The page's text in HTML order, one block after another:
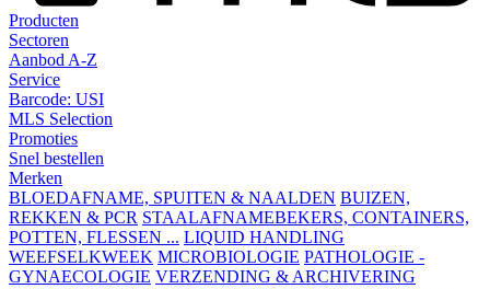
Producten
Sectoren
Aanbod A-Z
Service
Barcode: USI
MLS Selection
Promoties
Snel bestellen
Merken
BLOEDAFNAME, SPUITEN & NAALDEN BUIZEN,
REKKEN & PCR STAALAFNAMEBEKERS, CONTAINERS,
POTTEN, FLESSEN ... LIQUID HANDLING
WEEFSELKWEEK MICROBIOLOGIE PATHOLOGIE -
GYNAECOLOGIE VERZENDING & ARCHIVERING